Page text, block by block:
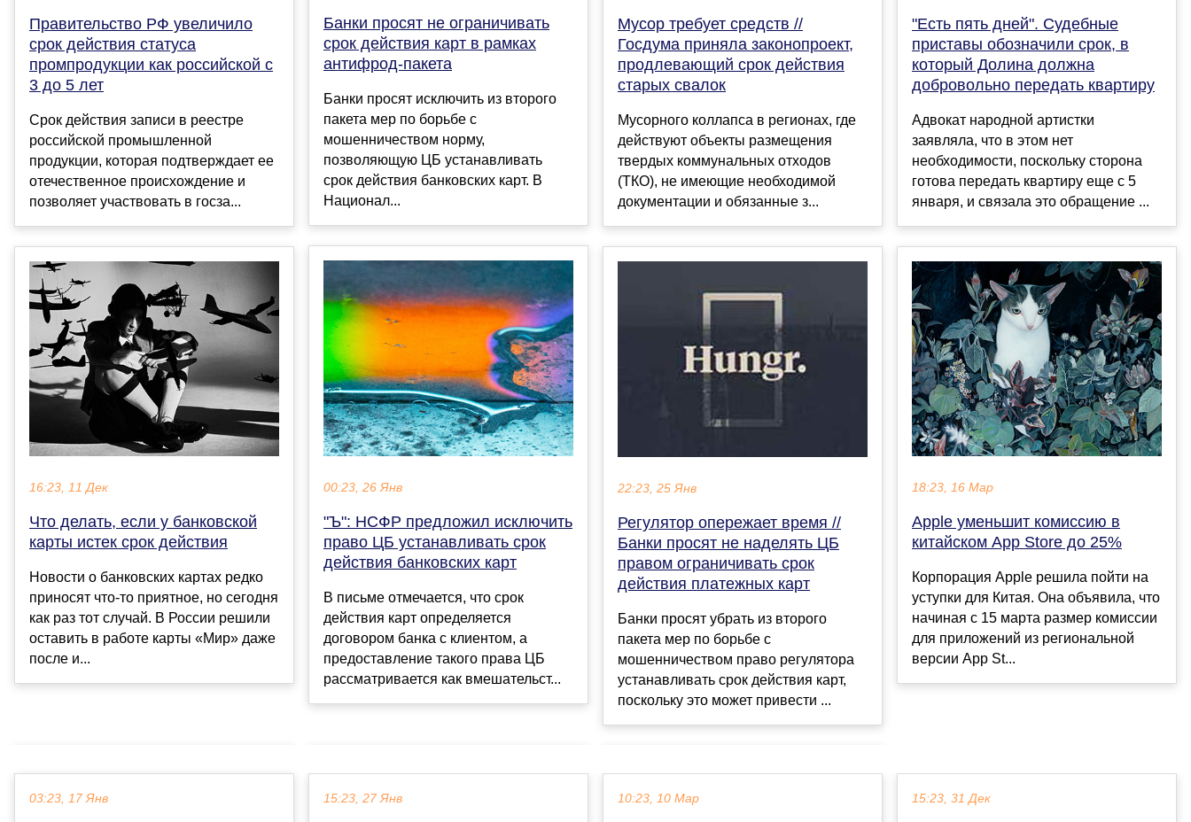
Правительство РФ увеличило
срок действия статуса
промпродукции как российской с
3 до 5 лет
Срок действия записи в реестре
российской промышленной
продукции, которая подтверждает ее
отечественное происхождение и
позволяет участвовать в госза...
16:23, 11 Дек
Что делать, если у банковской
карты истек срок действия
Новости о банковских картах редко
приносят что-то приятное, но сегодня
как раз тот случай. В России решили
оставить в работе карты «Мир» даже
после и...
Банки просят не ограничивать
срок действия карт в рамках
антифрод-пакета
Банки просят исключить из второго
пакета мер по борьбе с
мошенничеством норму,
позволяющую ЦБ устанавливать
срок действия банковских карт. В
Национал...
00:23, 26 Янв
"Ъ": НСФР предложил исключить
право ЦБ устанавливать срок
действия банковских карт
В письме отмечается, что срок
действия карт определяется
договором банка с клиентом, а
предоставление такого права ЦБ
рассматривается как вмешательст...
Мусор требует средств //
Госдума приняла законопроект,
продлевающий срок действия
старых свалок
Мусорного коллапса в регионах, где
действуют объекты размещения
твердых коммунальных отходов
(ТКО), не имеющие необходимой
документации и обязанные з...
22:23, 25 Янв
Регулятор опережает время //
Банки просят не наделять ЦБ
правом ограничивать срок
действия платежных карт
Банки просят убрать из второго
пакета мер по борьбе с
мошенничеством право регулятора
устанавливать срок действия карт,
поскольку это может привести ...
"Есть пять дней". Судебные
приставы обозначили срок, в
который Долина должна
добровольно передать квартиру
Адвокат народной артистки
заявляла, что в этом нет
необходимости, поскольку сторона
готова передать квартиру еще с 5
января, и связала это обращение ...
18:23, 16 Мар
Apple уменьшит комиссию в
китайском App Store до 25%
Корпорация Apple решила пойти на
уступки для Китая. Она объявила, что
начиная с 15 марта размер комиссии
для приложений из региональной
версии App St...
03:23, 17 Янв 15:23, 27 Янв 10:23, 10 Мар 15:23, 31 Дек